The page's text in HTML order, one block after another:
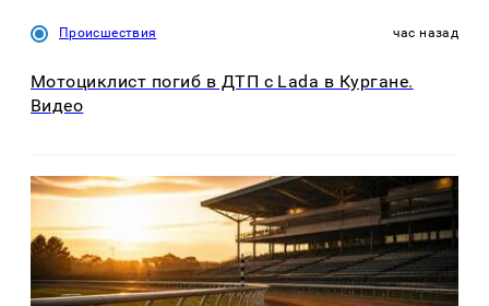
Происшествия час назад
Мотоциклист погиб в ДТП с Lada в Кургане.
Видео